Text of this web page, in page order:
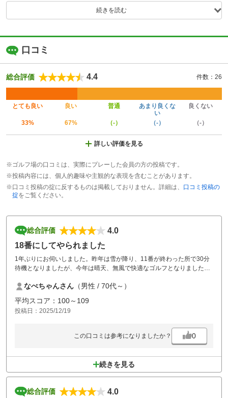
続きを読む
口コミ
総合評価 4.4 件数：26
とても良い 良い 普通
あまり良くな
い
良くない
33% 67% （-） （-） （-）
詳しい評価を見る
※ゴルフ場の口コミは、実際にプレーした会員の方の投稿です。
※投稿内容には、個人的趣味や主観的な表現を含むことがあります。
※口コミ投稿の掟に反するものは掲載しておりません。詳細は、 口コミ投稿の
掟をご覧ください。
総合評価
4.0
18番にしてやられました
1年ぶりにお伺いしました。昨年は雪が降り、11番が終わった所で30分
待機となりましたが、今年は晴天、無風で快適なゴルフとなりました。
味しく頂きました。絶妙な休憩時間ですね。INに入り皆調子を上げまし
たが、極め付きは18番で池と右OBのプレッシャーから皆大叩き、反省
しきりです。またリベンジにお伺いします。
なべちゃんさん （男性 / 70代～）
平均スコア：100～109
投稿日：2025/12/19
この口コミは参考になりましたか？ 0
続きを見る
総合評価
4.0